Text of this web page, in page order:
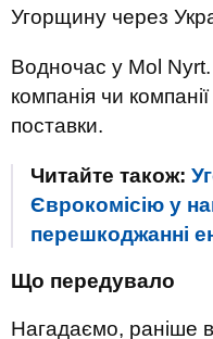
Угорщину через
Водночас у Mol
компанія чи
поставки.
Читайте також:
Єврокомісію у
перешкоджанні
Що передувало
Нагадаємо, раніше